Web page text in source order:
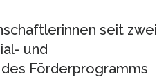
seit zwei
und
Förderprogramms